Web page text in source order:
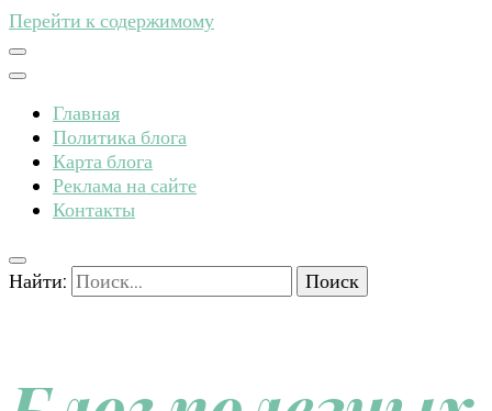
Перейти к содержимому
Главная
Политика блога
Карта блога
Реклама на сайте
Контакты
Найти: